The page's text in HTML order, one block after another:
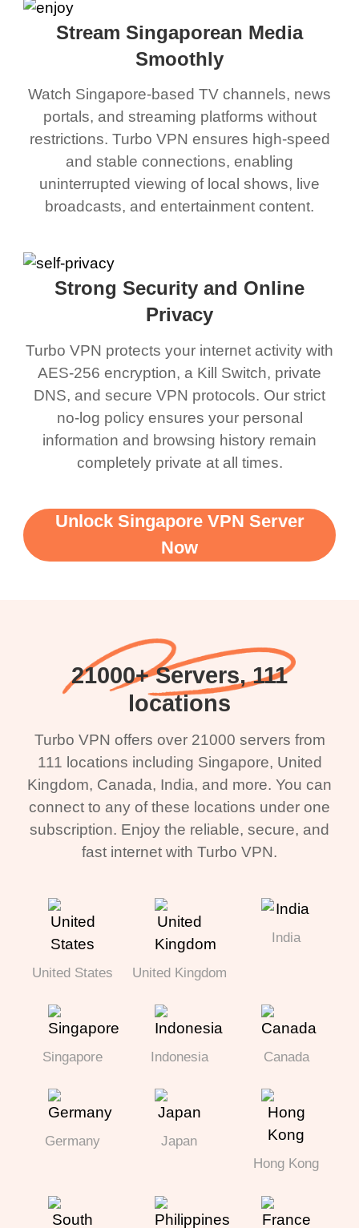
Stream Singaporean Media
Smoothly
Watch Singapore-based TV channels, news
portals, and streaming platforms without
restrictions. Turbo VPN ensures high-speed
and stable connections, enabling
uninterrupted viewing of local shows, live
broadcasts, and entertainment content.
Strong Security and Online
Privacy
Turbo VPN protects your internet activity with
AES-256 encryption, a Kill Switch, private
DNS, and secure VPN protocols. Our strict
no-log policy ensures your personal
information and browsing history remain
completely private at all times.
Unlock Singapore VPN Server
Now
21000+ Servers, 111
locations
Turbo VPN offers over 21000 servers from
111 locations including Singapore, United
Kingdom, Canada, India, and more. You can
connect to any of these locations under one
subscription. Enjoy the reliable, secure, and
fast internet with Turbo VPN.
United States United Kingdom
India
Singapore Indonesia Canada
Germany
Japan
Hong Kong